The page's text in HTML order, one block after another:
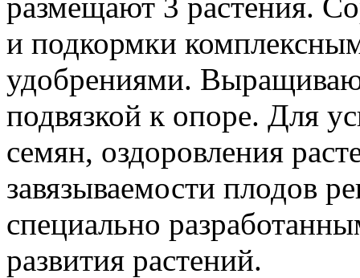
и подкормки
удобрениями.
подвязкой к опоре. Для
семян, оздоровления
завязываемости плодов
специально
развития растений.